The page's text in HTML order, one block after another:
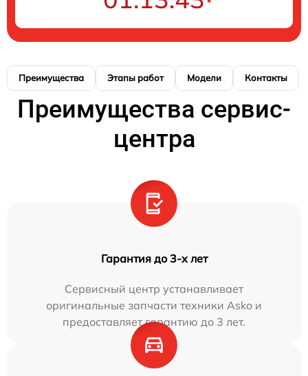
Преимущества Этапы работ Модели Контакты
Преимущества сервис-
центра
Гарантия до 3-х лет
Сервисный центр устанавливает
оригинальные запчасти техники Asko и
предоставляет гарантию до 3 лет.